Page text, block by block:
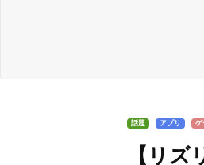
話題 アプリ ゲ
【リ